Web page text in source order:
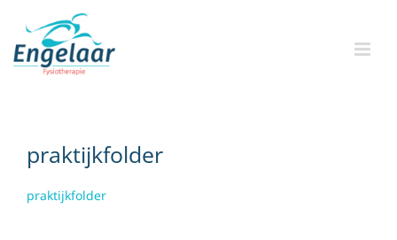
content
praktijkfolder
praktijkfolder